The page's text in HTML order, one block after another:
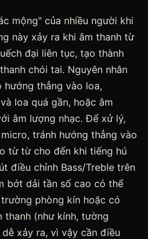
mộng" của nhiều người khi
này xảy ra khi âm thanh từ
đại liên tục, tạo thành
chói tai. Nguyên nhân
thẳng vào loa,
loa quá gần, hoặc âm
âm lượng nhạc. Để xử lý,
tránh hướng thẳng vào
từ từ cho đến khi tiếng hú
điều chỉnh Bass/Treble trên
bớt dải tần số cao có thể
phòng kín hoặc có
thanh (như kính, tường
xảy ra, vì vậy cần điều